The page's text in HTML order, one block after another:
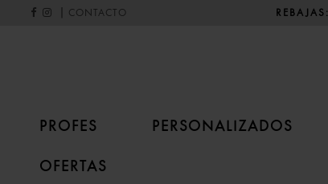
CONTACTO REBAJAS:
PROFES PERSONALIZADOS
OFERTAS